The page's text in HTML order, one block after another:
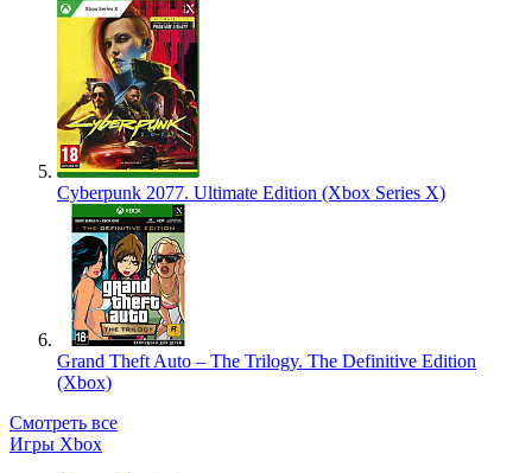
Cyberpunk 2077. Ultimate Edition (Xbox Series X)
Grand Theft Auto – The Trilogy. The Definitive Edition
(Xbox)
Смотреть все
Игры Xbox